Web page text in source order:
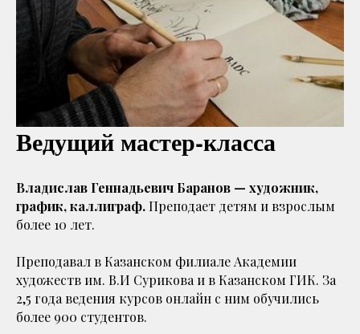
Ведущий мастер-класса
Владислав Геннадьевич Баранов — художник,
график, каллиграф.Преподает детям и взрослым
более 10 лет.
Преподавал в Казанском филиале Академии
художеств им. В.И Сурикова и в Казанском ГИК. За
2,5 года ведения курсов онлайн с ним обучились
более 900 студентов.